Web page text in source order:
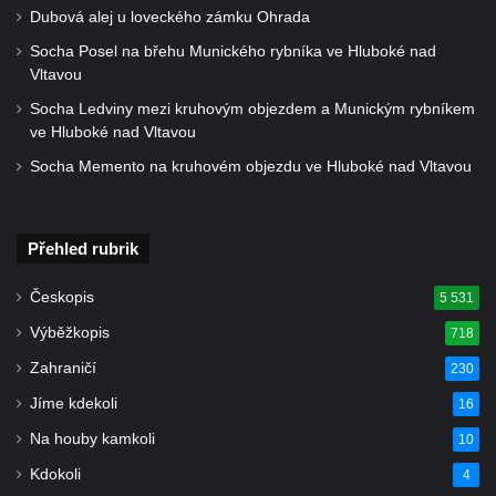
Kříž u domu čp. 23 v Pulečném
Kříž u rozcestí u domu čp. 53 v Maršovicích
Kříž na náměstí Aloise Jiráska v Teplicích
nad Metují
Antoníčka v Teplicích nad Metují
Dubová alej u loveckého zámku Ohrada
Socha Posel na břehu Munického rybníka ve Hluboké nad
Vltavou
Socha Ledviny mezi kruhovým objezdem a Munickým rybníkem
ve Hluboké nad Vltavou
Socha Memento na kruhovém objezdu ve Hluboké nad Vltavou
Přehled rubrik
Českopis 5 531
Výběžkopis 718
Zahraničí 230
Jíme kdekoli 16
Na houby kamkoli 10
Kdokoli 4